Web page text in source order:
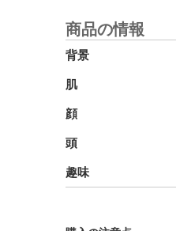
商品の情報
背景
肌
顔
頭
趣味